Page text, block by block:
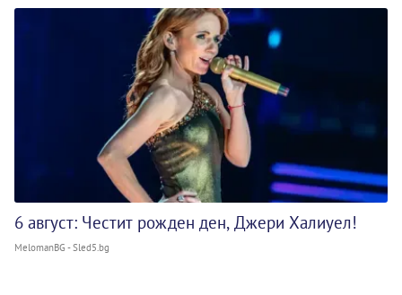
6 август: Честит рожден ден, Джери Халиуел!
MelomanBG - Sled5.bg